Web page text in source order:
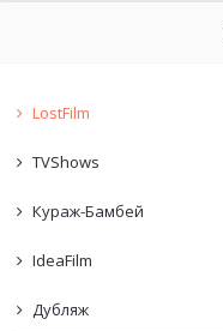
LostFilm
TVShows
Кураж-Бамбей
IdeaFilm
Дубляж